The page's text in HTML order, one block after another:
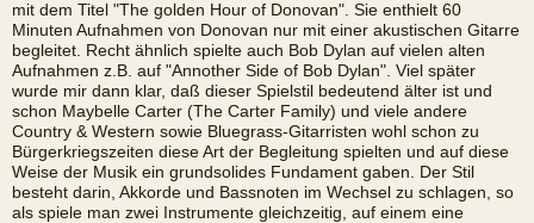
mit dem Titel "The golden Hour of Donovan". Sie enthielt 60
Minuten Aufnahmen von Donovan nur mit einer akustischen Gitarre
begleitet. Recht ähnlich spielte auch Bob Dylan auf vielen alten
Aufnahmen z.B. auf "Annother Side of Bob Dylan". Viel später
wurde mir dann klar, daß dieser Spielstil bedeutend älter ist und
schon Maybelle Carter (The Carter Family) und viele andere
Country & Western sowie Bluegrass-Gitarristen wohl schon zu
Bürgerkriegszeiten diese Art der Begleitung spielten und auf diese
Weise der Musik ein grundsolides Fundament gaben. Der Stil
besteht darin, Akkorde und Bassnoten im Wechsel zu schlagen, so
als spiele man zwei Instrumente gleichzeitig, auf einem eine